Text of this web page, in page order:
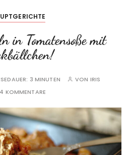
in Tomatensoße mit
3 MINUTEN VON IRIS
4 KOMMENTARE